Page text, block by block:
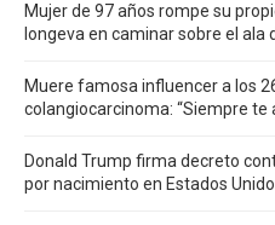
Mujer de 97 años rompe su
longeva en caminar sobre el ala
Muere famosa influencer a los
colangiocarcinoma: “Siempre te
Donald Trump firma decreto
por nacimiento en Estados